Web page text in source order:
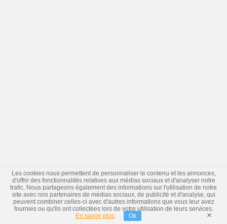
Les cookies nous permettent de personnaliser le contenu et les annonces,
d'offrir des fonctionnalités relatives aux médias sociaux et d'analyser notre
trafic. Nous partageons également des informations sur l'utilisation de notre
site avec nos partenaires de médias sociaux, de publicité et d'analyse, qui
peuvent combiner celles-ci avec d'autres informations que vous leur avez
fournies ou qu'ils ont collectées lors de votre utilisation de leurs services.
En savoir plus
Ok ×